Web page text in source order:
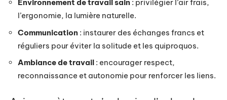
Environnement de travail sain : privilégier l’air frais,
l’ergonomie, la lumière naturelle.
Communication : instaurer des échanges francs et
réguliers pour éviter la solitude et les quiproquos.
Ambiance de travail : encourager respect,
reconnaissance et autonomie pour renforcer les liens.